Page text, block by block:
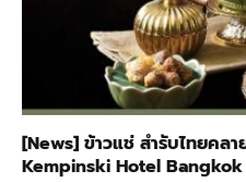
[News] ข้าวแช่ สำรับไทยคล
Kempinski Hotel Bangkok